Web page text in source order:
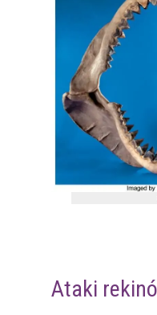
Ataki